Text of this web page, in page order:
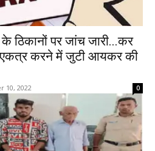
के ठिकानों पर जांच जारी...कर
एकत्र करने में जुटी आयकर की
10, 2022 0